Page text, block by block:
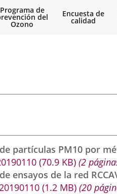
Programa de
del
Ozono
Encuesta de
calidad
partículas PM10 por
(70.9 KB) (2
ensayos de la red
(1.2 MB) (20